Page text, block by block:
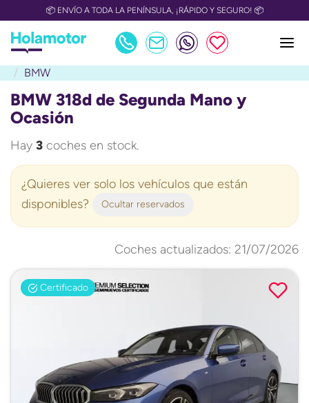
📦 ENVÍO A TODA LA PENÍNSULA, ¡RÁPIDO Y SEGURO! 📦
BMW
BMW 318d de Segunda Mano y
Ocasión
Hay 3 coches en stock.
¿Quieres ver solo los vehículos que están
disponibles?
Ocultar reservados
Coches actualizados: 21/07/2026
Certificado